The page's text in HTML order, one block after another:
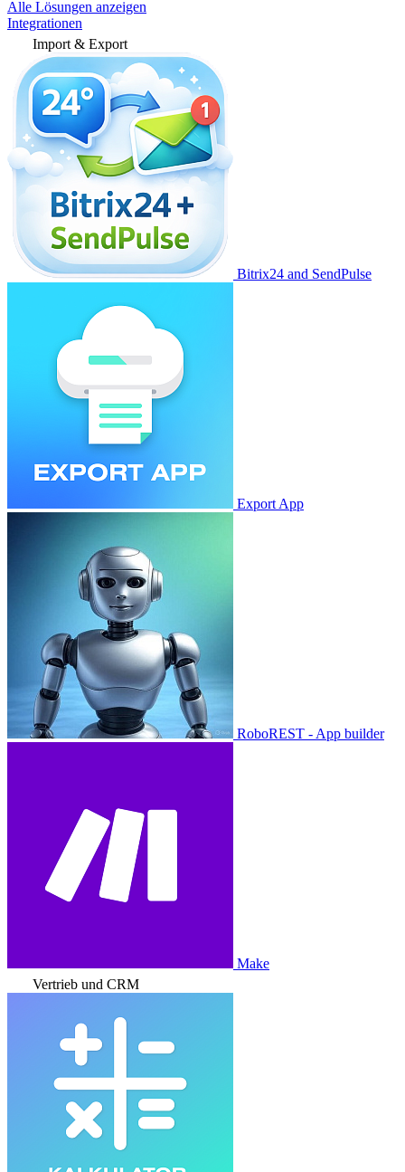
Alle Lösungen anzeigen
Integrationen
Import & Export
Bitrix24 and SendPulse
Export App
RoboREST - App builder
Make
Vertrieb und CRM